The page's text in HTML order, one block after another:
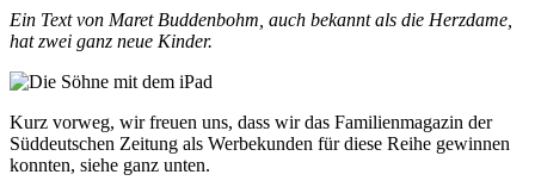
Ein Text von Maret Buddenbohm, auch bekannt als die Herzdame,
hat zwei ganz neue Kinder.
Kurz vorweg, wir freuen uns, dass wir das Familienmagazin der
Süddeutschen Zeitung als Werbekunden für diese Reihe gewinnen
konnten, siehe ganz unten.